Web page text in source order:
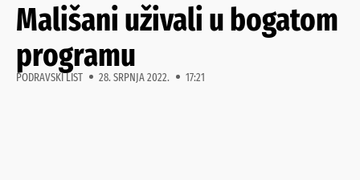
Mališani uživali u bogatom
programu
PODRAVSKI LIST 28. SRPNJA 2022. 17:21